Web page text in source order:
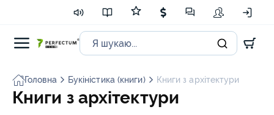
Головна Букіністика (книги) Книги з архітектури
Книги з архітектури